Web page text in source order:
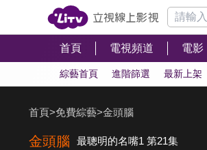
首頁 電視頻道 電影
綜藝首頁 進階篩選 最新上架
首頁>免費綜藝>金頭腦
金頭腦 最聰明的名嘴1 第21集